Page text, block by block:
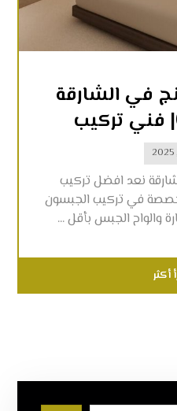
في الشارقة
نعد افضل تركيب
في تركيب الجبسون
الجبس بأقل ...
أكثر